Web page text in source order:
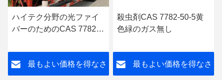
ハイテク分野の光ファイ
バーのためのCAS 7782-
最もよい価格を得なさ
殺虫剤CAS 7782-50-5黄
色緑のガス無し
最もよい価格を得なさ